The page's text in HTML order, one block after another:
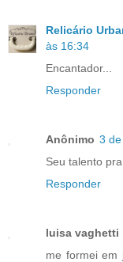
Relicário
às 16:34
Encantador...
Responder
Anônimo 3
Seu talento
Responder
luisa vaghetti
me formei em